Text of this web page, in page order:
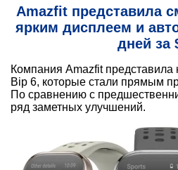
Amazfit представила
ярким дисплеем и
дней за
Компания Amazfit
Bip 6, которые стали прямым
По сравнению с
ряд заметных улучшений.